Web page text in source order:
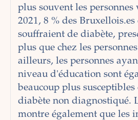
plus souvent les
2021, 8 % des
souffraient de diabète,
plus que chez les
ailleurs, les personnes
niveau d'éducation sont
beaucoup plus
diabète non diagnostiqué.
montre également que les